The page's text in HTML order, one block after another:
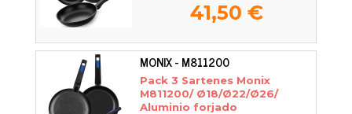
Inducción41,50 €
MONIX - M811200
Pack 3 Sartenes Monix
M811200/ Ø18/Ø22/Ø26/
Aluminio forjado